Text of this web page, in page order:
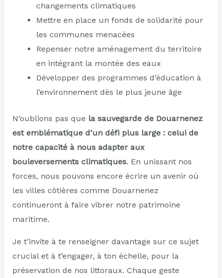
changements climatiques
Mettre en place un fonds de solidarité pour
les communes menacées
Repenser notre aménagement du territoire
en intégrant la montée des eaux
Développer des programmes d’éducation à
l’environnement dès le plus jeune âge
N’oublions pas que la sauvegarde de Douarnenez
est emblématique d’un défi plus large : celui de
notre capacité à nous adapter aux
bouleversements climatiques. En unissant nos
forces, nous pouvons encore écrire un avenir où
les villes côtières comme Douarnenez
continueront à faire vibrer notre patrimoine
maritime.
Je t’invite à te renseigner davantage sur ce sujet
crucial et à t’engager, à ton échelle, pour la
préservation de nos littoraux. Chaque geste